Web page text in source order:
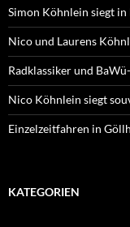
Simon Köhnlein siegt in
Nico und Laurens
Radklassiker und
Nico Köhnlein siegt
Einzelzeitfahren in
KATEGORIEN